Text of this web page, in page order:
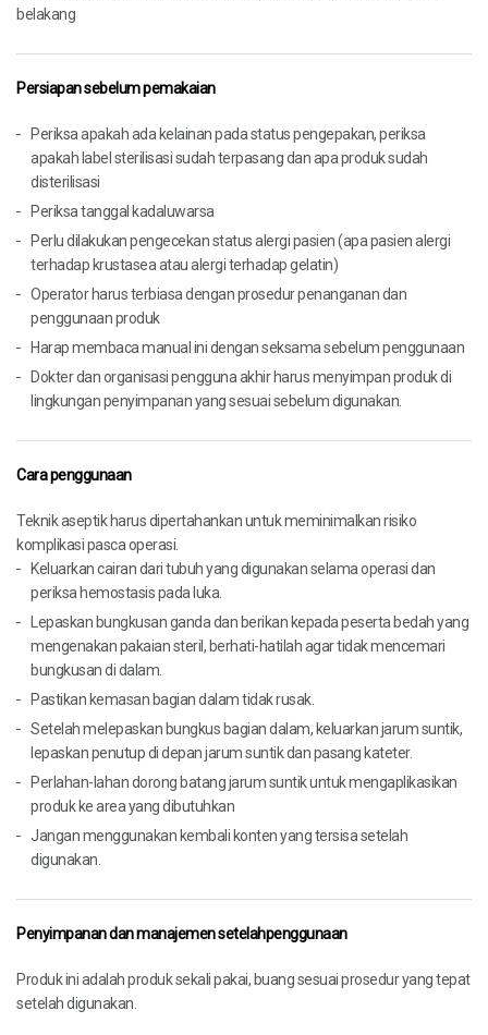
belakang
Persiapan sebelum pemakaian
Periksa apakah ada kelainan pada status pengepakan, periksa
apakah label sterilisasi sudah terpasang dan apa produk sudah
disterilisasi
Periksa tanggal kadaluwarsa
Perlu dilakukan pengecekan status alergi pasien (apa pasien alergi
terhadap krustasea atau alergi terhadap gelatin)
Operator harus terbiasa dengan prosedur penanganan dan
penggunaan produk
Harap membaca manual ini dengan seksama sebelum penggunaan
Dokter dan organisasi pengguna akhir harus menyimpan produk di
lingkungan penyimpanan yang sesuai sebelum digunakan.
Cara penggunaan
Teknik aseptik harus dipertahankan untuk meminimalkan risiko
komplikasi pasca operasi.
Keluarkan cairan dari tubuh yang digunakan selama operasi dan
periksa hemostasis pada luka.
Lepaskan bungkusan ganda dan berikan kepada peserta bedah yang
mengenakan pakaian steril, berhati-hatilah agar tidak mencemari
bungkusan di dalam.
Pastikan kemasan bagian dalam tidak rusak.
Setelah melepaskan bungkus bagian dalam, keluarkan jarum suntik,
lepaskan penutup di depan jarum suntik dan pasang kateter.
Perlahan-lahan dorong batang jarum suntik untuk mengaplikasikan
produk ke area yang dibutuhkan
Jangan menggunakan kembali konten yang tersisa setelah
digunakan.
Penyimpanan dan manajemen setelahpenggunaan
Produk ini adalah produk sekali pakai, buang sesuai prosedur yang tepat
setelah digunakan.